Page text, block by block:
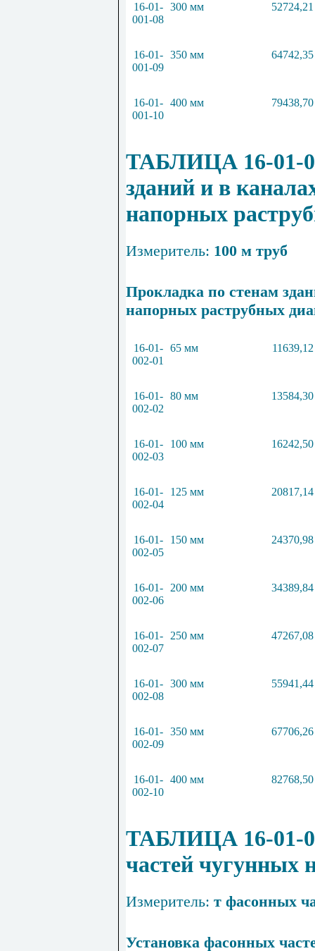
16-01-
001-08
300 мм 52724,21
16-01-
001-09
350 мм 64742,35
16-01-
001-10
400 мм 79438,70
ТАБЛИЦА 16-01-
зданий и в
напорных
Измеритель: 100 м труб
Прокладка по стенам
напорных раструбных
16-01-
002-01
65 мм 11639,12
16-01-
002-02
80 мм 13584,30
16-01-
002-03
100 мм 16242,50
16-01-
002-04
125 мм 20817,14
16-01-
002-05
150 мм 24370,98
16-01-
002-06
200 мм 34389,84
16-01-
002-07
250 мм 47267,08
16-01-
002-08
300 мм 55941,44
16-01-
002-09
350 мм 67706,26
16-01-
002-10
400 мм 82768,50
ТАБЛИЦА 16-01-
частей чугунных
Измеритель: т фасонных
Установка фасонных